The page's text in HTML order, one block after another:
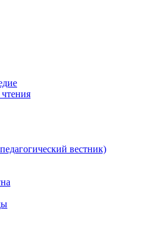
вестник)